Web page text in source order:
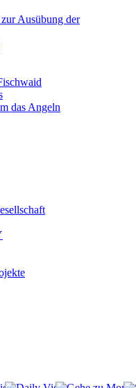
Ausübung der
das Angeln